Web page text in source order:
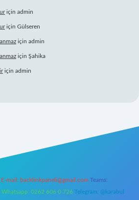
için admin
için Gülseren
için admin
için Şahika
için admin
E-mail: backlinkpaneli@gmail.com Teams:
Whatsapp: 0262 606 0 726 Telegram: @karabul